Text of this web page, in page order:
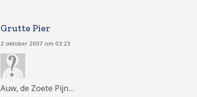
Grutte Pier
2 oktober 2007 om 03:23
Auw, de Zoete Pijn…